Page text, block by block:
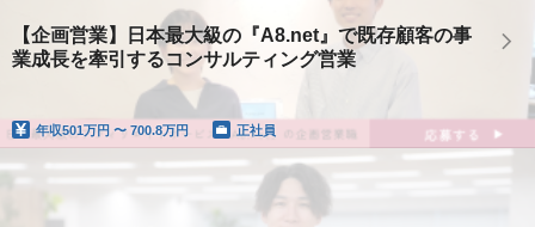
【企画営業】日本最大級の『A8.net』で既存顧客の事
業成長を牽引するコンサルティング営業
年収501万円 〜 700.8万円 正社員